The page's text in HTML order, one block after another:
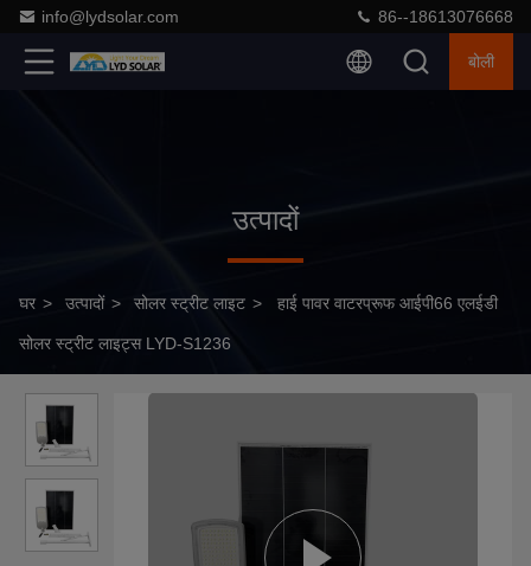
info@lydsolar.com 86--18613076668
बोली
उत्पादों
घर > उत्पादों > सोलर स्ट्रीट लाइट > हाई पावर वाटरप्रूफ आईपी66 एलईडी
सोलर स्ट्रीट लाइट्स LYD-S1236